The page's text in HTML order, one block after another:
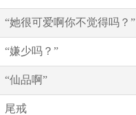
“她很可爱啊你不觉得吗？”
“嫌少吗？”
“仙品啊”
尾戒